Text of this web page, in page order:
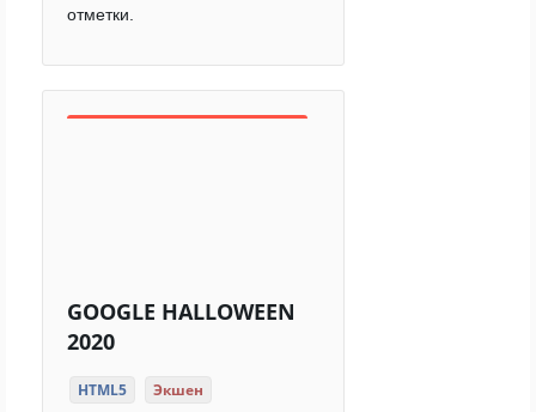
отметки.
GOOGLE HALLOWEEN
2020
HTML5 Экшен